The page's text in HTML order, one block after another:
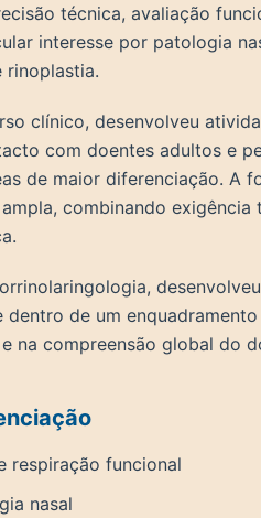
técnica, avaliação
interesse por patologia
rinoplastia.
clínico, desenvolveu
com doentes adultos e
de maior diferenciação. A
combinando
dentro de um
na compreensão global do
respiração funcional
nasal